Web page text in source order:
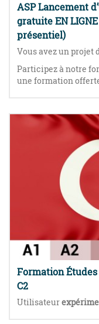
ASP Lancement
gratuite EN
présentiel)
Vous avez un projet
Participez à notre
une formation
Formation
C2
Utilisateur